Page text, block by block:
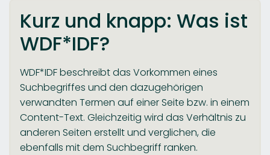
Kurz und knapp: Was ist
WDF*IDF?
WDF*IDF beschreibt das Vorkommen eines
Suchbegriffes und den dazugehörigen
verwandten Termen auf einer Seite bzw. in einem
Content-Text. Gleichzeitig wird das Verhältnis zu
anderen Seiten erstellt und verglichen, die
ebenfalls mit dem Suchbegriff ranken.